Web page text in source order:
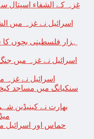
اسرائیل نے غزہ میں
اسرائیل نے غزہ میں
اسرائیل نے
سنکیانگ میں مساجد
بھارت نے کینیڈین